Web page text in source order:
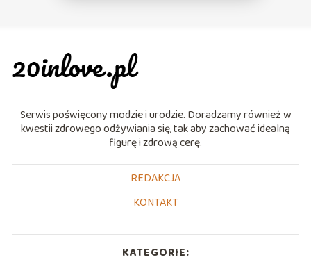
Serwis poświęcony modzie i urodzie. Doradzamy również w
kwestii zdrowego odżywiania się, tak aby zachować idealną
figurę i zdrową cerę.
REDAKCJA
KONTAKT
KATEGORIE: